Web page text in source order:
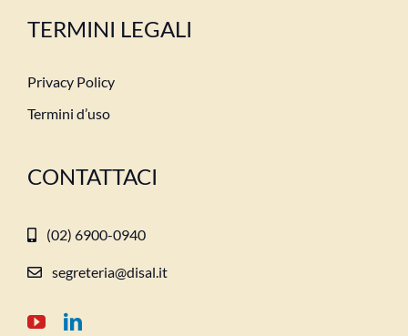
TERMINI LEGALI
Privacy Policy
Termini d’uso
CONTATTACI
(02) 6900-0940
segreteria@disal.it